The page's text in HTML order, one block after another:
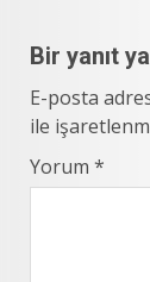
Bir yanıt
E-posta
ile
Yorum *